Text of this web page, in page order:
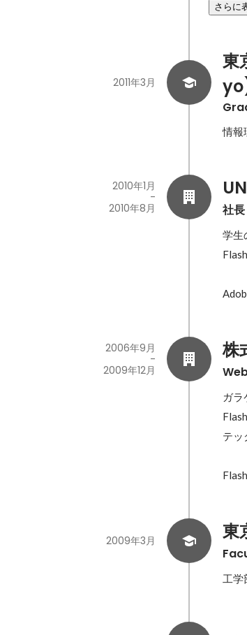
さらに
東
2011年3月
情報
社長
2010年1月
-
2010年8月
学生
株
2006年9月
-
2009年12月
ガラ
テッ
東
2009年3月
工学